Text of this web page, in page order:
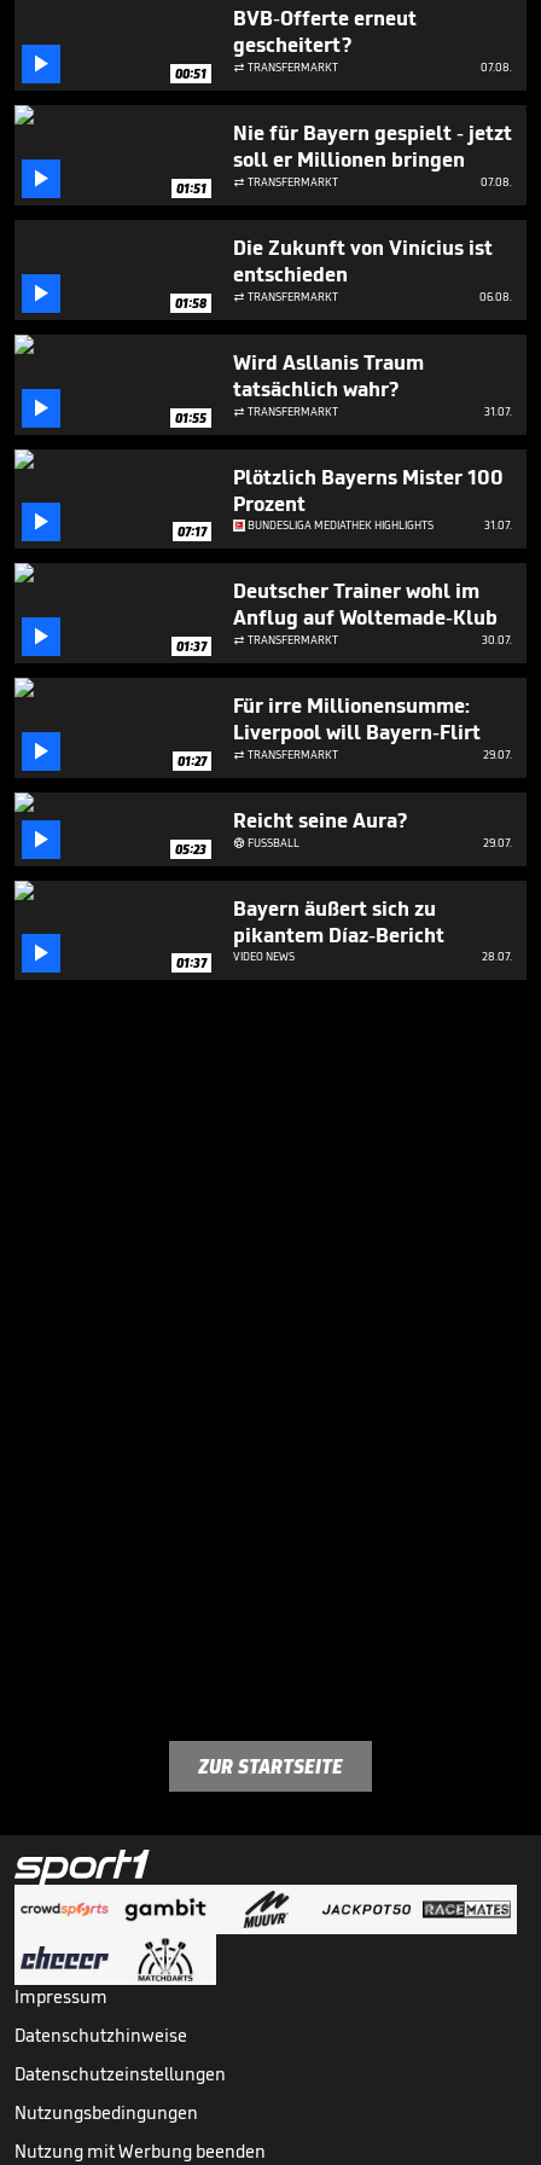
11
seconds
 00:51
BVB-Offerte erneut
gescheitert?
 TRANSFERMARKT 07.08.
 01:51
Nie für Bayern gespielt - jetzt
soll er Millionen bringen
 TRANSFERMARKT 07.08.
 01:58
Die Zukunft von Vinícius ist
entschieden
 TRANSFERMARKT 06.08.
 01:55
Wird Asllanis Traum
tatsächlich wahr?
 TRANSFERMARKT 31.07.
 07:17
Plötzlich Bayerns Mister 100
Prozent
BUNDESLIGA MEDIATHEK HIGHLIGHTS 31.07.
 01:37
Deutscher Trainer wohl im
Anflug auf Woltemade-Klub
 TRANSFERMARKT 30.07.
 01:27
Für irre Millionensumme:
Liverpool will Bayern-Flirt
 TRANSFERMARKT 29.07.
 05:23
Reicht seine Aura?
FUSSBALL 29.07.
 01:37
Bayern äußert sich zu
pikantem Díaz-Bericht
VIDEO NEWS 28.07.
ZUR STARTSEITE
Impressum
Datenschutzhinweise
Datenschutzeinstellungen
Nutzungsbedingungen
Nutzung mit Werbung beenden